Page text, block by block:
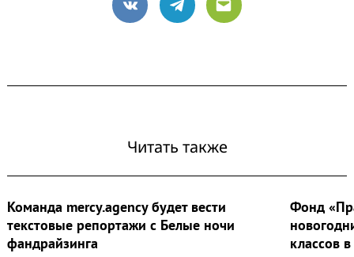
VK Telegram
Email
Читать также
Команда mercy.agency будет вести
текстовые репортажи с Белые ночи
фандрайзинга
Фонд
классов